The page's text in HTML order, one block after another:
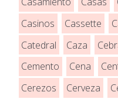
Casinos
Cassette
Catedral
Caza
Cemento
Cena
Cerezos
Cerveza